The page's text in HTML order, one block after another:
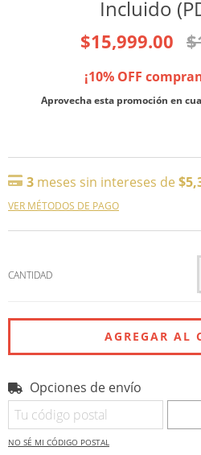
Incluido
$15,999.00
¡10% OFF
Aprovecha esta promoción en
3 meses sin intereses de
VER MÉTODOS DE PAGO
CANTIDAD
Entregas para el CP:
Opciones de envío
NO SÉ MI CÓDIGO POSTAL